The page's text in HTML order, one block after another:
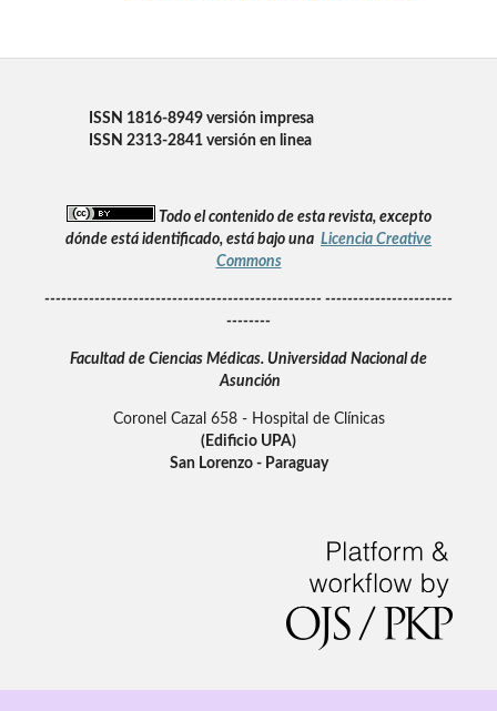
ISSN 1816-8949 versión impresa
ISSN 2313-2841 versión en linea
Todo el contenido de esta revista, excepto
dónde está identificado, está bajo una Licencia Creative
Commons
-------------------------------------------------- -----------------------
--------
Facultad de Ciencias Médicas. Universidad Nacional de
Asunción
Coronel Cazal 658 - Hospital de Clínicas
(Edificio UPA)
San Lorenzo - Paraguay